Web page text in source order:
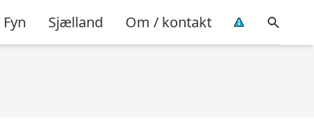
Fyn Sjælland Om / kontakt